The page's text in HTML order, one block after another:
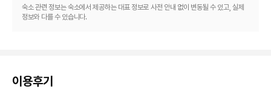
숙소 관련 정보는 숙소에서 제공하는 대표 정보로 사전 안내 없이 변동될 수 있고, 실제
정보와 다를 수 있습니다.
이용후기